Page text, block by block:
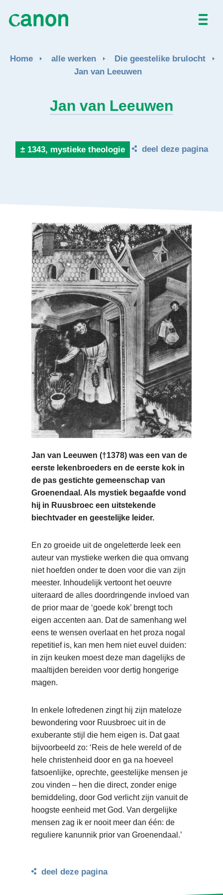
Activiteiten
Home alle werken
Die geestelike brulocht
Jan van Leeuwen
Jan van Leeuwen
± 1343, mystieke theologie deel deze pagina
Jan van Leeuwen (†1378) was een van de
eerste lekenbroeders en de eerste kok in
de pas gestichte gemeenschap van
Groenendaal. Als mystiek begaafde vond
hij in Ruusbroec een uitstekende
biechtvader en geestelijke leider.
En zo groeide uit de ongeletterde leek een
auteur van mystieke werken die qua omvang
niet hoefden onder te doen voor die van zijn
meester. Inhoudelijk vertoont het oeuvre
uiteraard de alles doordringende invloed van
de prior maar de ‘goede kok’ brengt toch
eigen accenten aan. Dat de samenhang wel
eens te wensen overlaat en het proza nogal
repetitief is, kan men hem niet euvel duiden:
in zijn keuken moest deze man dagelijks de
maaltijden bereiden voor dertig hongerige
magen.
In enkele lofredenen zingt hij zijn mateloze
bewondering voor Ruusbroec uit in de
exuberante stijl die hem eigen is. Dat gaat
bijvoorbeeld zo: ‘Reis de hele wereld of de
hele christenheid door en ga na hoeveel
fatsoenlijke, oprechte, geestelijke mensen je
zou vinden – hen die direct, zonder enige
bemiddeling, door God verlicht zijn vanuit de
hoogste eenheid met God. Van dergelijke
mensen zag ik er nooit meer dan één: de
reguliere kanunnik prior van Groenendaal.’
deel deze pagina